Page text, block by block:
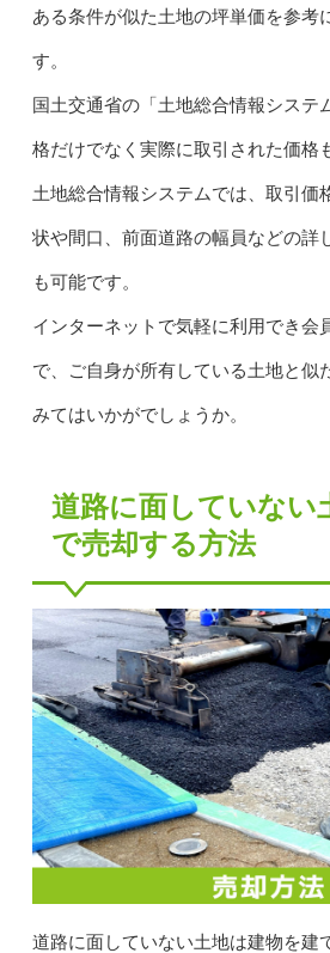
ある条件が似た土地の坪単価を参考
す。
国土交通省の「土地総合情報システ
格だけでなく実際に取引された価格
土地総合情報システムでは、取引価
状や間口、前面道路の幅員などの詳
も可能です。
インターネットで気軽に利用でき会
で、ご自身が所有している土地と似
みてはいかがでしょうか。
道路に面していない
で売却する方法
道路に面していない土地は建物を建